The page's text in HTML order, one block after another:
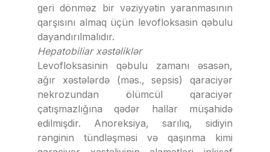
geri dönməz bir vəziyyətin yaranmasının
qarşısını almaq üçün levofloksasin qəbulu
dayandırılmalıdır.
Hepatobiliar xəstəliklər
Levofloksasinin qəbulu zamanı əsasən,
ağır xəstələrdə (məs., sepsis) qaraciyər
nekrozundan ölümcül qaraciyər
çatışmazlığına qədər hallar müşahidə
edilmişdir. Anoreksiya, sarılıq, sidiyin
rənginin tündləşməsi və qaşınma kimi